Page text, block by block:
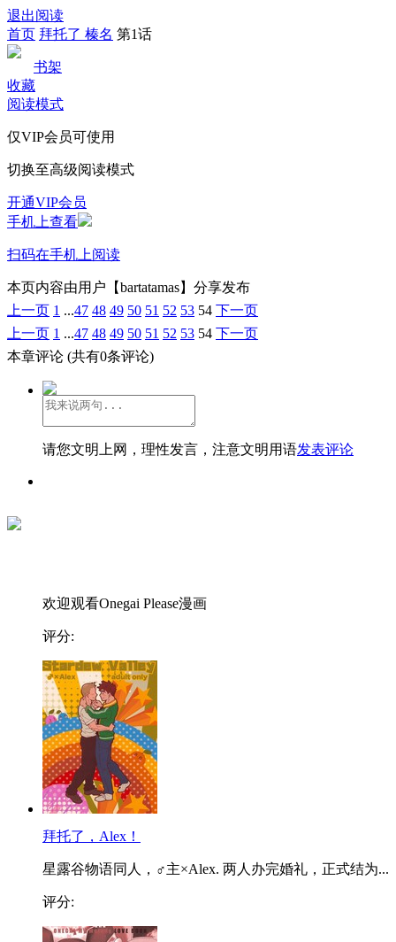
退出阅读
首页 拜托了 榛名 第1话
书架
收藏
阅读模式
仅VIP会员可使用
切换至高级阅读模式
开通VIP会员
手机上查看
扫码在手机上阅读
本页内容由用户【bartatamas】分享发布
上一页 1 ...47 48 49 50 51 52 53 54 下一页
上一页 1 ...47 48 49 50 51 52 53 54 下一页
本章评论 (共有0条评论)
请您文明上网，理性发言，注意文明用语发表评论
欢迎观看Onegai Please漫画
评分:
拜托了，Alex！
星露谷物语同人，♂主×Alex. 两人办完婚礼，正式结为...
评分: